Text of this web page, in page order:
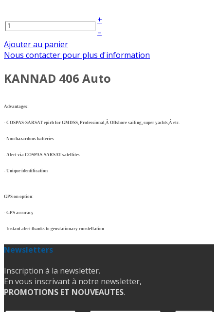
+
–
Ajouter au panier
Nous contacter pour plus d'information
KANNAD 406 Auto
Advantages:
- COSPAS-SARSAT epirb for GMDSS, Professional,Â Offshore sailing, super yachts,Â etc.
- Non hazardous batteries
- Alert via COSPAS-SARSAT satellites
- Unique identification
GPS on option:
- GPS accuracy
- Instant alert thanks to geostationary constellation
Newsletters
Inscription à la newsletter.
En vous inscrivant à notre newsletter,
PROMOTIONS ET NOUVEAUTES.